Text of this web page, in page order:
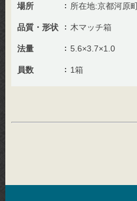
場所 所在地:京都河原
品質・形状 木マッチ箱
法量 5.6×3.7×1.0
員数 1箱